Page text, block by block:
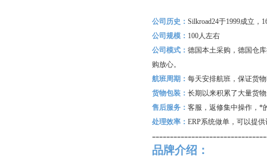
公司历史： Silkroad24于1999成立，
公司规模： 100人左右
公司模式： 德国本土采购，德国仓
购放心。
航班周期： 每天安排航班，保证货
货物包装： 长期以来积累了大量货
售后服务： 客服，返修集中操作，*
处理效率： ERP系统做单，可以提
品牌介绍：